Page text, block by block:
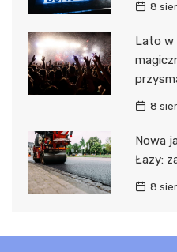
8
Lato w
8
Nowa
Łazy:
8